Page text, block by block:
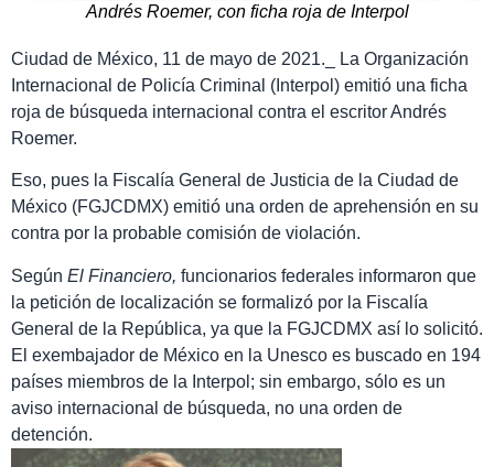
Andrés Roemer, con ficha roja de Interpol
Ciudad de México, 11 de mayo de 2021._ La Organización
Internacional de Policía Criminal (Interpol) emitió una ficha
roja de búsqueda internacional contra el escritor Andrés
Roemer.
Eso, pues la Fiscalía General de Justicia de la Ciudad de
México (FGJCDMX) emitió una orden de aprehensión en su
contra por la probable comisión de violación.
Según El Financiero, funcionarios federales informaron que
la petición de localización se formalizó por la Fiscalía
General de la República, ya que la FGJCDMX así lo solicitó.
El exembajador de México en la Unesco es buscado en 194
países miembros de la Interpol; sin embargo, sólo es un
aviso internacional de búsqueda, no una orden de
detención.